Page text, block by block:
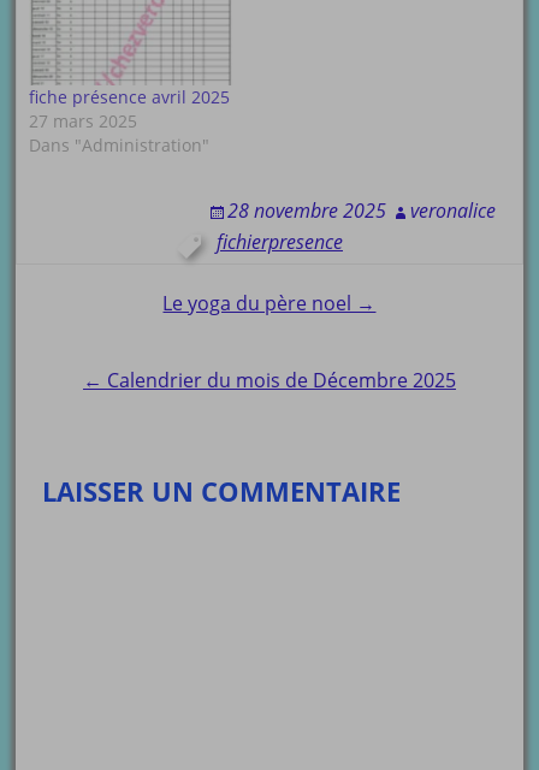
fiche présence avril 2025
27 mars 2025
Dans "Administration"
28 novembre 2025
veronalice
fichierpresence
navigation
Le yoga du père noel →
← Calendrier du mois de Décembre 2025
LAISSER UN COMMENTAIRE